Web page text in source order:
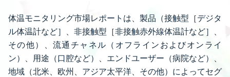
体温モニタリング市場レポートは、製品（接触型［デジタ
ル体温計など］、非接触型［非接触赤外線体温計など］、
その他）、流通チャネル（オフラインおよびオンライ
ン）、用途（口腔など）、エンドユーザー（病院など）、
地域（北米、欧州、アジア太平洋、その他）によってセグ